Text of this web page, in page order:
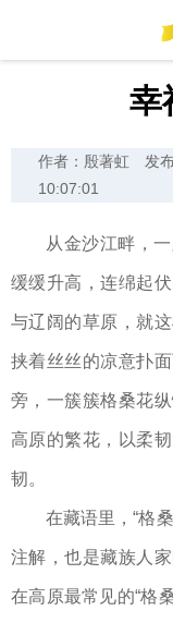
幸
作者：殷著虹
发
10:07:01
从金沙江畔，
缓缓升高，连绵起
与辽阔的草原，就
挟着丝丝的凉意扑
旁，一簇簇格桑花
高原的繁花，以柔
韧。
在藏语里，“格
注解，也是藏族人
在高原最常见的“格